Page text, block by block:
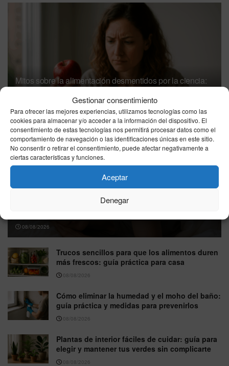
Gestionar consentimiento
Para ofrecer las mejores experiencias, utilizamos tecnologías como las
cookies para almacenar y/o acceder a la información del dispositivo. El
consentimiento de estas tecnologías nos permitirá procesar datos como el
comportamiento de navegación o las identificaciones únicas en este sitio.
No consentir o retirar el consentimiento, puede afectar negativamente a
ciertas características y funciones.
Aceptar
Denegar
Mitos sobre la alimentación desmentidos por la ciencia:
lo que conviene saber
Consejos para dormir mejor según la ciencia: hábitos
08/08/2026
Trucos sencillos para que los alimentos duren
más frescos: guía práctica para casa
08/08/2026
Cómo eliminar la humedad y el moho del baño:
guía práctica y medidas para prevenirlos
08/08/2026
Plantas de interior fáciles de cuidar: guía para
elegir y mantener tus verdes sin complicarte
08/08/2026